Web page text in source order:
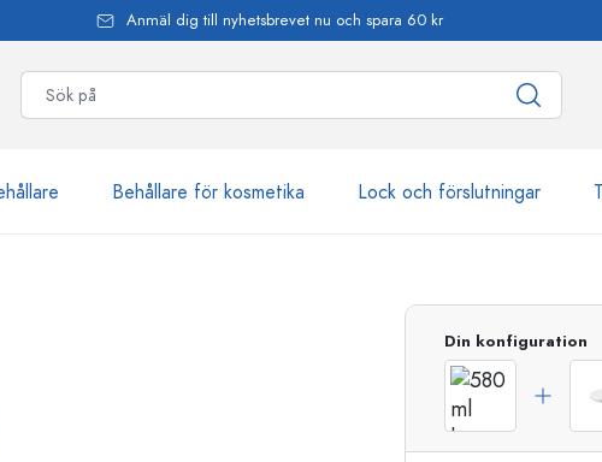
Anmäl dig till nyhetsbrevet nu och spara 60 kr
Behållare för kosmetika Lock och förslutningar
Din konfiguration